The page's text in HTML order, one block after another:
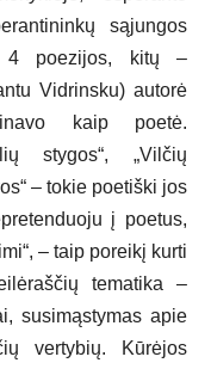
sąjungos
4 poezijos, kitų –
Vidrinsku) autorė
kaip poetė.
stygos“, „Vilčių
– tokie poetiški jos
į poetus,
– taip poreikį kurti
tematika –
susimąstymas apie
vertybių. Kūrėjos